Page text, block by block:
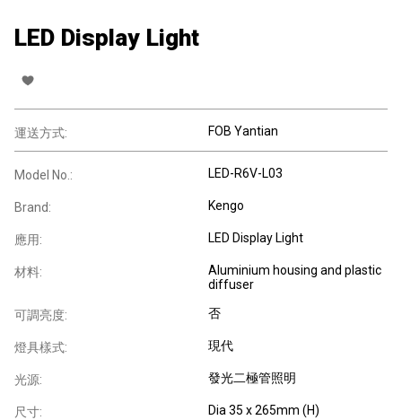
LED Display Light
運送方式: FOB Yantian
Model No.: LED-R6V-L03
Brand: Kengo
應用: LED Display Light
材料:
Aluminium housing and plastic
diffuser
可調亮度: 否
燈具樣式: 現代
光源: 發光二極管照明
尺寸: Dia 35 x 265mm (H)